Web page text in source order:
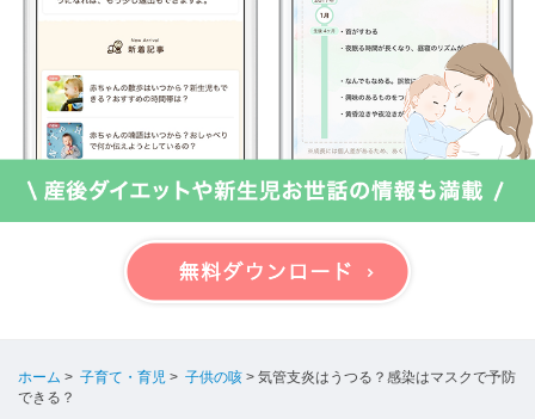
ホーム > 子育て・育児 > 子供の咳 > 気管支炎はうつる？感染はマスクで予防
できる？